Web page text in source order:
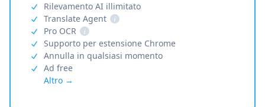
Rilevamento AI illimitato
Translate Agent
i
Pro OCR
i
Supporto per estensione Chrome
Annulla in qualsiasi momento
Ad free
Altro →